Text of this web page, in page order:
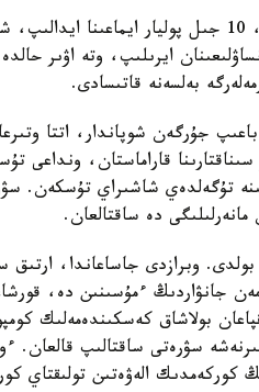
سۋرەتشى 1937 -جىلى تۇتقىندالىپ، 10 جىل
دەنساۋلىعىنان ايرىلىپ، وتە
بەلسەنە قاتىسادى.
جۇرگەن شوپاندار، اتتا
قاراماستان، ونداعى
تۇگەلدەي شاشىراي تۇسكەن.
دە ساقتالعان.
وبرازدى جاساعاندا، ارتىق
جانۋاردىڭ ءمۇسىنىن دە،
بولاشاق كەسكىندەمەلىك
بىرنەشە سۋرەتى ساقتالىپ
كوركەمدىك الەۋەتىن تولىقتاي